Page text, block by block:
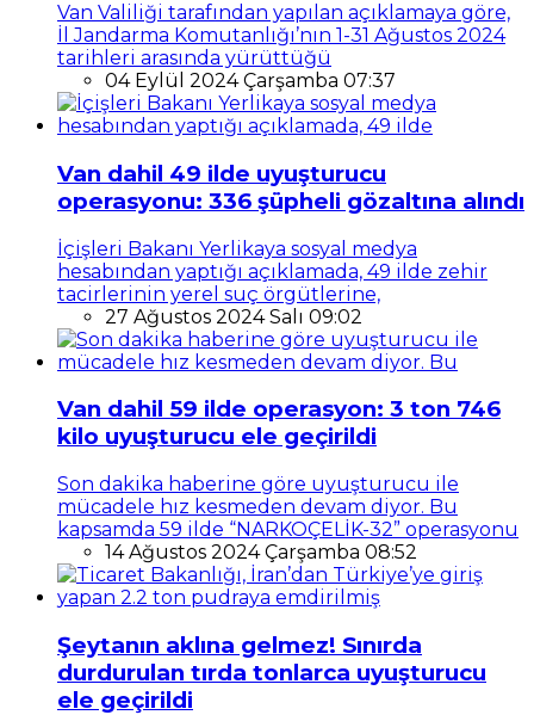
Van Valiliği tarafından yapılan açıklamaya göre,
İl Jandarma Komutanlığı’nın 1-31 Ağustos 2024
tarihleri arasında yürüttüğü
04 Eylül 2024 Çarşamba 07:37
Van dahil 49 ilde uyuşturucu
operasyonu: 336 şüpheli gözaltına alındı
İçişleri Bakanı Yerlikaya sosyal medya
hesabından yaptığı açıklamada, 49 ilde zehir
tacirlerinin yerel suç örgütlerine,
27 Ağustos 2024 Salı 09:02
Van dahil 59 ilde operasyon: 3 ton 746
kilo uyuşturucu ele geçirildi
Son dakika haberine göre uyuşturucu ile
mücadele hız kesmeden devam diyor. Bu
kapsamda 59 ilde “NARKOÇELİK-32” operasyonu
14 Ağustos 2024 Çarşamba 08:52
Şeytanın aklına gelmez! Sınırda
durdurulan tırda tonlarca uyuşturucu
ele geçirildi